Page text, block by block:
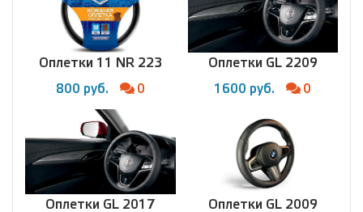
Оплетки 11 NR 223
800 руб. 0
Оплетки GL 2209
1600 руб. 0
Оплетки GL 2017 Оплетки GL 2009